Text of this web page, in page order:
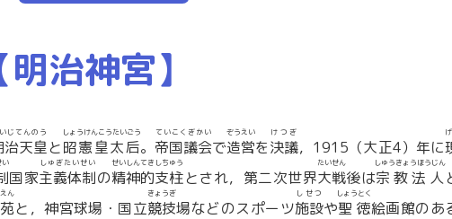
治神宮】
治天皇
じてんのう
と昭憲皇太后
しょうけんこうたいごう
。 帝国議会
ていこくぎかい
で造営
ぞうえい
を決議
けつぎ
，1915（大正4）年に
い
国家主義体制
しゅぎたいせい
の精神的支柱
せいしんてきしちゅう
とされ，第二次世界大戦
たいせん
後は宗教法人
しゅうきょうほうじん
ん
と，神宮球場・国立競技
きょうぎ
場などのスポーツ施設
しせつ
や聖徳
しょうとく
絵画館のあ